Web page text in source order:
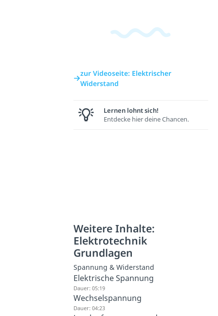
zur Videoseite: Elektrischer
Widerstand
Lernen lohnt sich!
Entdecke hier deine Chancen.
Weitere Inhalte:
Elektrotechnik
Grundlagen
Spannung & Widerstand
Elektrische Spannung
Dauer: 05:19
Wechselspannung
Dauer: 04:23